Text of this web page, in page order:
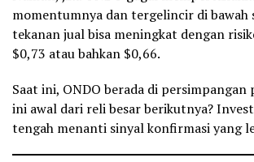
momentumnya dan tergelincir di bawah
tekanan jual bisa meningkat dengan
$0,73 atau bahkan $0,66.
Saat ini, ONDO berada di persimpangan
ini awal dari reli besar berikutnya?
tengah menanti sinyal konfirmasi yang